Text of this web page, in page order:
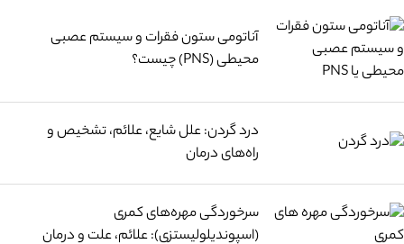
آناتومی ستون فقرات و سیستم عصبی
محیطی (PNS) چیست؟
درد گردن: علل شایع، علائم، تشخیص و
راه‌های درمان
سرخوردگی مهره‌های کمری
(اسپوندیلولیستزی): علائم، علت و درمان